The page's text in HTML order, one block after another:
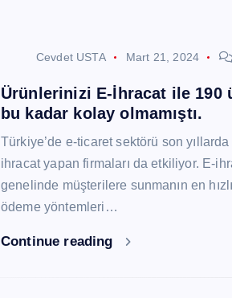
Cevdet USTA Mart 21, 2024
Ürünlerinizi E-İhracat ile 190
bu kadar kolay olmamıştı.
Türkiye’de e-ticaret sektörü son
ihracat yapan firmaları da etkiliyor. E-
genelinde müşterilere sunmanın en
ödeme yöntemleri…
Continue reading